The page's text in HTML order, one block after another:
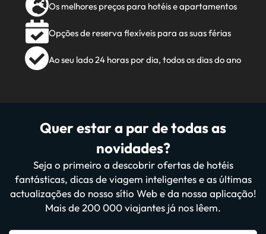
Os melhores preços para hotéis e apartamentos
Opções de reserva flexíveis para as suas férias
Ao seu lado 24 horas por dia, todos os dias do ano
Quer estar a par de todas as
novidades?
Seja o primeiro a descobrir ofertas de hotéis
fantásticas, dicas de viagem inteligentes e as últimas
actualizações do nosso sítio Web e da nossa aplicação!
Mais de 200 000 viajantes já nos lêem.